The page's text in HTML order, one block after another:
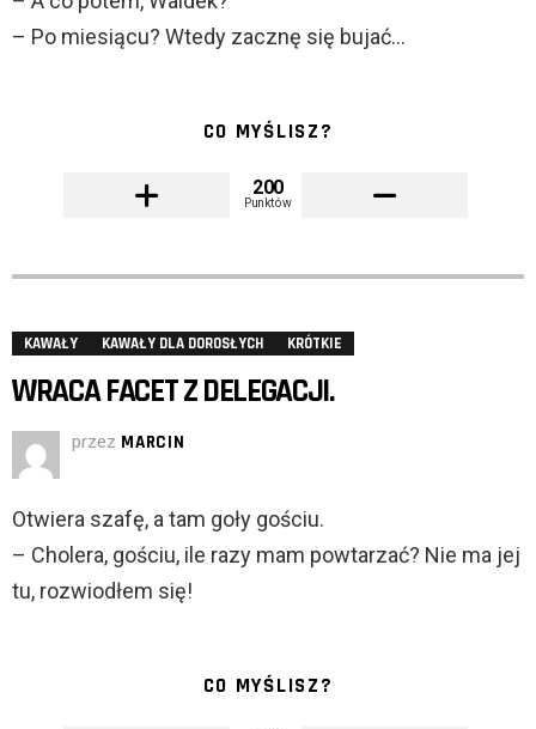
– Po miesiącu? Wtedy zacznę się bujać…
CO MYŚLISZ?
200
Punktów
KAWAŁY KAWAŁY DLA DOROSŁYCH KRÓTKIE
WRACA FACET Z DELEGACJI.
przez MARCIN
Otwiera szafę, a tam goły gościu.
– Cholera, gościu, ile razy mam powtarzać? Nie ma jej
tu, rozwiodłem się!
CO MYŚLISZ?